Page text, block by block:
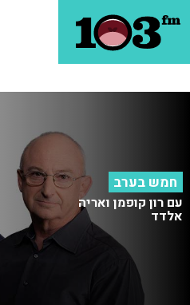
חמש בערב
עם רון קופמן ואריה
אלדד